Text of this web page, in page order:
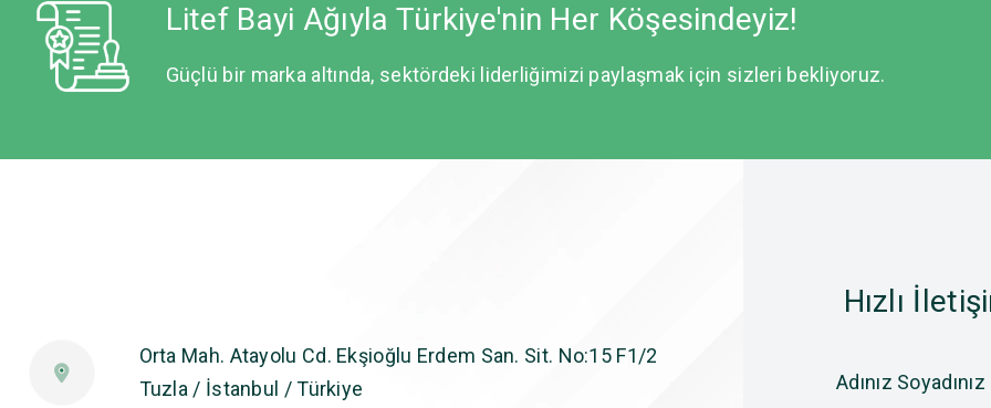
Litef Bayi Ağıyla Türkiye'nin Her Köşesindeyiz!
Güçlü bir marka altında, sektördeki liderliğimizi paylaşmak için sizleri bekliyoruz.
Orta Mah. Atayolu Cd. Ekşioğlu Erdem San. Sit. No:15 F1/2
Tuzla / İstanbul / Türkiye
Hızlı
Adınız Soyadınız